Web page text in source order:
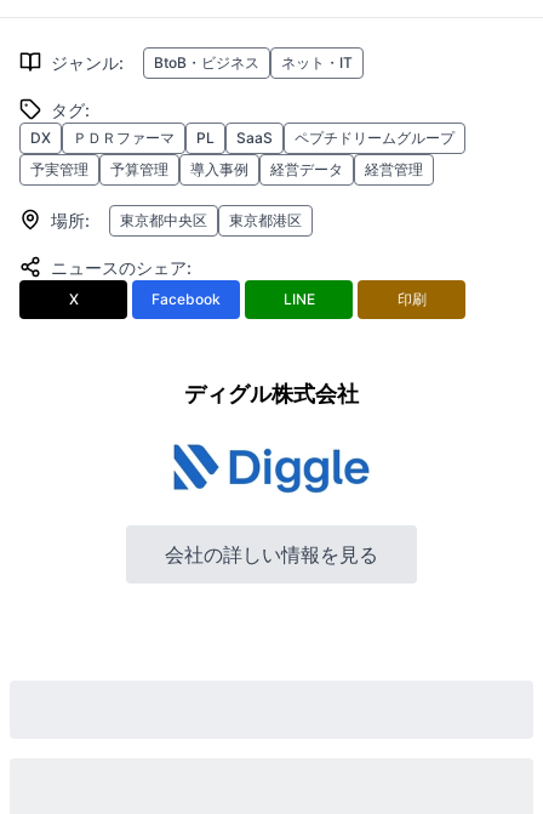
ジャンル: BtoB・ビジネス ネット・IT
タグ:
DX ＰＤＲファーマ PL SaaS
ペプチドリームグループ
予実管理
予算管理 導入事例 経営データ 経営管理
場所: 東京都中央区 東京都港区
ニュースのシェア:
X Facebook LINE 印刷
ディグル株式会社
会社の詳しい情報を見る